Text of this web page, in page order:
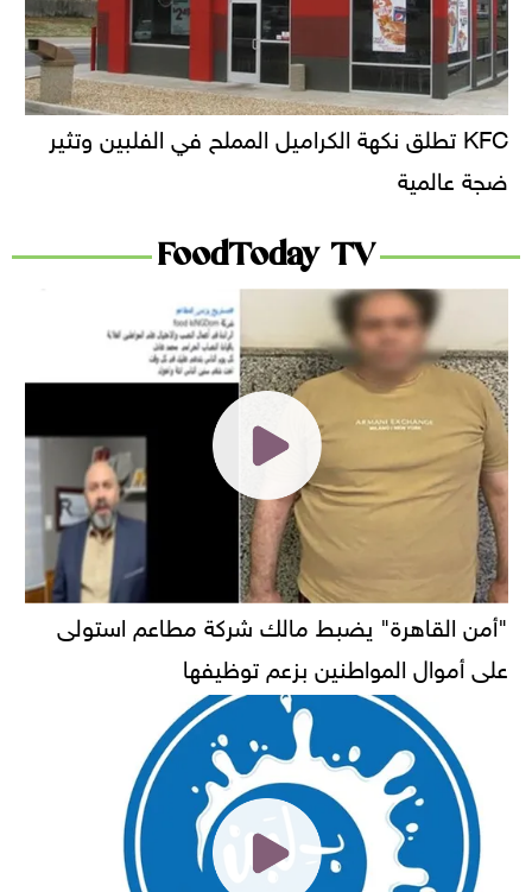
KFC تطلق نكهة الكراميل المملح في الفلبين وتثير
ضجة عالمية
FoodToday TV
"أمن القاهرة" يضبط مالك شركة مطاعم استولى
على أموال المواطنين بزعم توظيفها